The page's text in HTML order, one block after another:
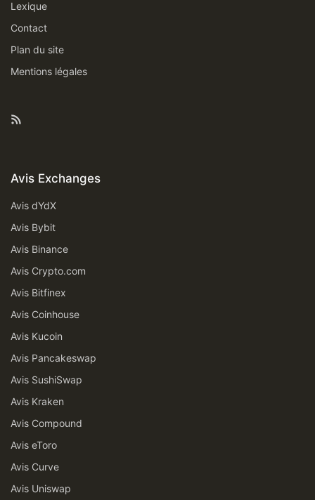
Lexique
Contact
Plan du site
Mentions légales
Feed RSS
Avis Exchanges
Avis dYdX
Avis Bybit
Avis Binance
Avis Crypto.com
Avis Bitfinex
Avis Coinhouse
Avis Kucoin
Avis Pancakeswap
Avis SushiSwap
Avis Kraken
Avis Compound
Avis eToro
Avis Curve
Avis Uniswap